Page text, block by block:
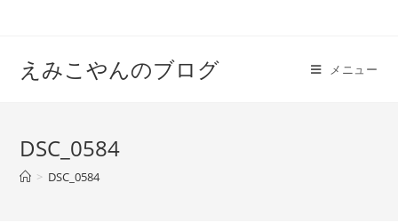
えみこやんのブログ メニュー
DSC_0584
> DSC_0584